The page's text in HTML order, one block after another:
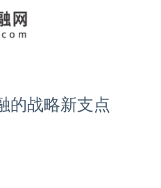
的战略新支点